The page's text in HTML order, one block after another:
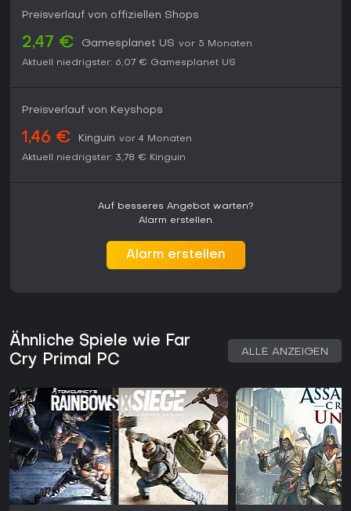
Preisverlauf von offiziellen Shops
2,47 € Gamesplanet US vor 5 Monaten
Aktuell niedrigster: 6,07 € Gamesplanet US
Preisverlauf von Keyshops
1,46 € Kinguin vor 4 Monaten
Aktuell niedrigster: 3,78 € Kinguin
Auf besseres Angebot warten?
Alarm erstellen.
Alarm erstellen
Ähnliche Spiele wie Far
Cry Primal PC
ALLE ANZEIGEN